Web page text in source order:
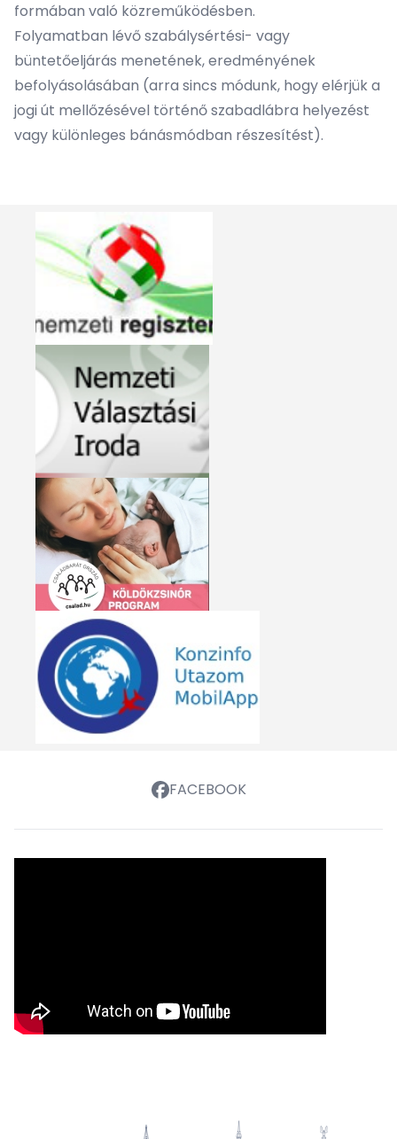
formában való közreműködésben.
Folyamatban lévő szabálysértési- vagy
büntetőeljárás menetének, eredményének
befolyásolásában (arra sincs módunk, hogy elérjük a
jogi út mellőzésével történő szabadlábra helyezést
vagy különleges bánásmódban részesítést).
FACEBOOK